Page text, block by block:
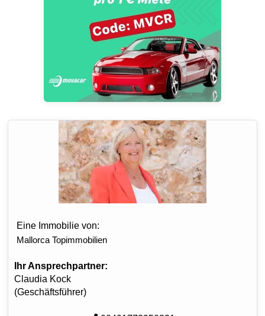
Eine Immobilie von:
Mallorca Topimmobilien
Ihr Ansprechpartner:
Claudia Kock
(Geschäftsführer)